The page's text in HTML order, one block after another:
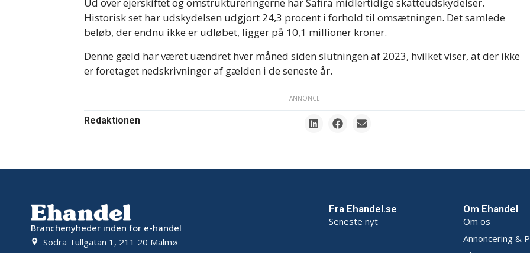
Ud over ejerskiftet og omstruktureringerne har Safira midlertidige skatteudskydelser.
Historisk set har udskydelsen udgjort 24,3 procent i forhold til omsætningen. Det samlede
beløb, der endnu ikke er udløbet, ligger på 10,1 millioner kroner.
Denne gæld har været uændret hver måned siden slutningen af 2023, hvilket viser, at der ikke
er foretaget nedskrivninger af gælden i de seneste år.
ANNONCE
Redaktionen
Branchenyheder inden for e-handel
Södra Tullgatan 1, 211 20 Malmø
Fra Ehandel.se
Seneste nyt
Om Ehandel
Om os
Annoncering &
Sådan